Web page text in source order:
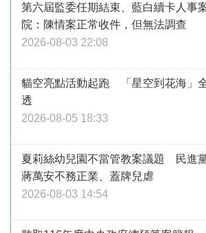
第六屆監委任期結束、藍白續卡人
院：陳情案正常收件，但無法調查
2026-08-03 22:08
貓空亮點活動起跑 「星空到花海」
透
2026-08-05 18:33
夏莉絲幼兒園不當管教案議題 民進
蔣萬安不務正業、蓋牌兒虐
2026-08-03 14:54